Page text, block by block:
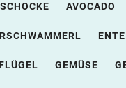
AVOCADO
ENTE
GEMÜSE